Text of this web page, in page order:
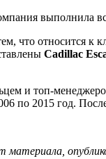
выполнила
что относится
Cadillac
и топ-
по 2015 год.